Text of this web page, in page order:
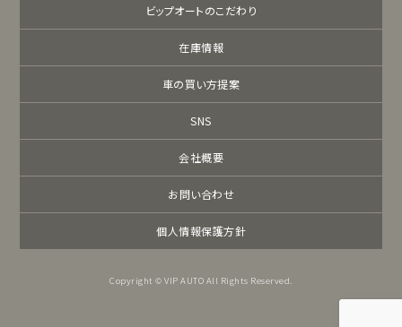
ビップオートのこだわり
在庫情報
車の買い方提案
SNS
会社概要
お問い合わせ
個人情報保護方針
Copyright © VIP AUTO All Rights Reserved.